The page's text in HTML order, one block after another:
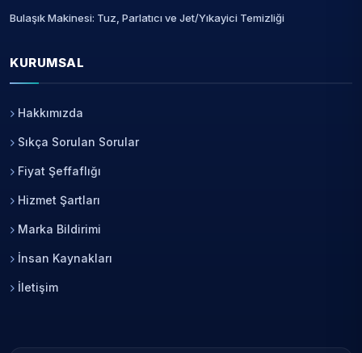
Bulaşık Makinesi: Tuz, Parlatıcı ve Jet/Yıkayici Temizliği
KURUMSAL
Hakkımızda
Sıkça Sorulan Sorular
Fiyat Şeffaflığı
Hizmet Şartları
Marka Bildirimi
İnsan Kaynakları
İletişim